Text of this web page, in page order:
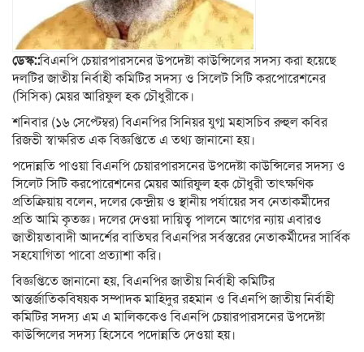
ডেস্ক::বিএনপি চেয়ারপারসনের উপদেষ্টা কাউন্সিলের সদস্য করা হয়েছে
দলটির জাতীয় নির্বাহী কমিটির সদস্য ও সিলেট সিটি করপোরেশনের
(সিসিক) মেয়র আরিফুল হক চৌধুরীকে।
শনিবার (১৬ সেপ্টেম্বর) বিএনপির সিনিয়র যুগ্ম মহাসচিব রুহুল কবির
রিজভী স্বাক্ষরিত এক বিজ্ঞপ্তিতে এ তথ্য জানানো হয়।
পদোন্নতি পাওয়া বিএনপি চেয়ারপারসনের উপদেষ্টা কাউন্সিলের সদস্য ও
সিলেট সিটি করপোরেশনের মেয়র আরিফুল হক চৌধুরী তাৎক্ষণিক
প্রতিক্রিয়ায় বলেন, দলের কেন্দ্রীয় ও স্থানীয় পর্যায়ের সব নেতাকর্মীদের
প্রতি আমি কৃতজ্ঞ। দলের দেওয়া দায়িত্ব পালনে আগের ন্যায় এবারও
জাতীয়তাবাদী আদর্শের বাতিঘর বিএনপির সর্বস্তরের নেতাকর্মীদের সার্বিক
সহযোগিতা পাবো প্রত্যাশা করি।
বিজ্ঞপ্তিতে জানানো হয়, বিএনপির জাতীয় নির্বাহী কমিটির
আন্তর্জাতিকবিষয়ক সম্পাদক মাহিদুর রহমান ও বিএনপি জাতীয় নির্বাহী
কমিটির সদস্য এম এ মালিককেও বিএনপি চেয়ারপারসনের উপদেষ্টা
কাউন্সিলের সদস্য হিসেবে পদোন্নতি দেওয়া হয়।